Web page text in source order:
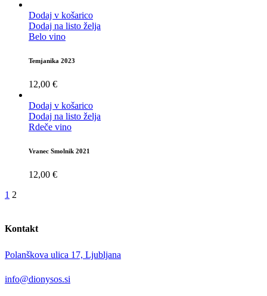
Dodaj v košarico
Dodaj na listo želja
Belo vino
Temjanika 2023
12,00 €
Dodaj v košarico
Dodaj na listo želja
Rdeče vino
Vranec Smolnik 2021
12,00 €
1 2
Kontakt
Polanškova ulica 17, Ljubljana
info@dionysos.si